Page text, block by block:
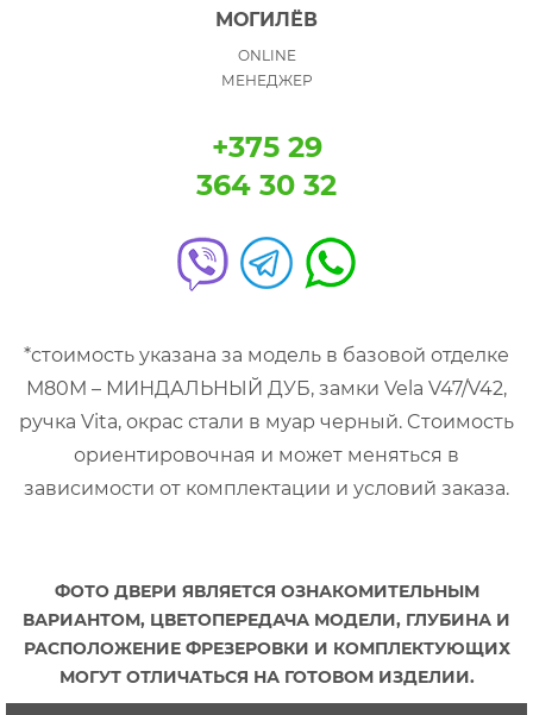
МОГИЛЁВ
ONLINE
МЕНЕДЖЕР
+375 29
364 30 32
*стоимость указана за модель в базовой отделке
М80М – МИНДАЛЬНЫЙ ДУБ, замки Vela V47/V42,
ручка Vita, окрас стали в муар черный. Cтоимость
ориентировочная и может меняться в
зависимости от комплектации и условий заказа.
ФОТО ДВЕРИ ЯВЛЯЕТСЯ ОЗНАКОМИТЕЛЬНЫМ
ВАРИАНТОМ, ЦВЕТОПЕРЕДАЧА МОДЕЛИ, ГЛУБИНА И
РАСПОЛОЖЕНИЕ ФРЕЗЕРОВКИ И КОМПЛЕКТУЮЩИХ
МОГУТ ОТЛИЧАТЬСЯ НА ГОТОВОМ ИЗДЕЛИИ.